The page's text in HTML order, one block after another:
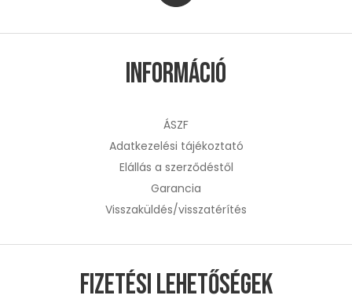
Információ
ÁSZF
Adatkezelési tájékoztató
Elállás a szerződéstől
Garancia
Visszaküldés/visszatérítés
Fizetési lehetőségek